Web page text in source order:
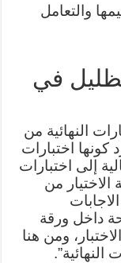
والتعامل
في
النهائية من
كونها اختبارات
إلى اختبارات
من
داخل ورقة
ومن هنا